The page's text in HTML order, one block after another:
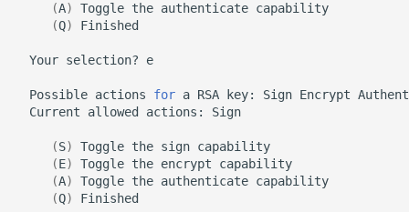
(A) Toggle the authenticate
(Q) Finished
Your selection? e
Possible actions for a RSA key: Sign Encrypt
Current
allowed actions: Sign
(S) Toggle the sign
(E) Toggle the encrypt
(A) Toggle the authenticate
(Q) Finished